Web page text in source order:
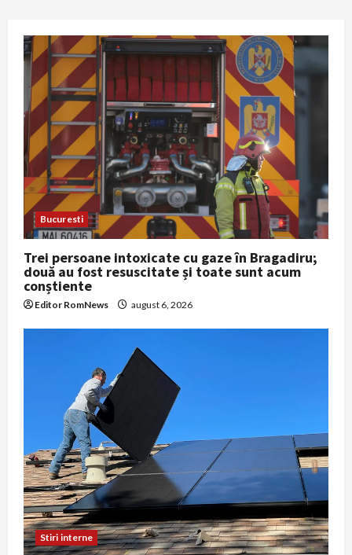
Bucuresti
Trei persoane intoxicate cu gaze în Bragadiru;
două au fost resuscitate și toate sunt acum
conștiente
Editor RomNews august 6, 2026
Stiri interne